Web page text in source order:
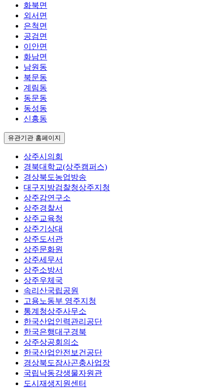
화북면
외서면
은척면
공검면
이안면
화남면
남원동
북문동
계림동
동문동
동성동
신흥동
유관기관 홈페이지
상주시의회
경북대학교(상주캠퍼스)
경상북도농업방송
대구지방검찰청상주지청
상주감연구소
상주경찰서
상주교육청
상주기상대
상주도서관
상주문화원
상주세무서
상주소방서
상주우체국
속리산국립공원
고용노동부 영주지청
통계청상주사무소
한국산업인력관리공단
한국은행대구경북
상주상공회의소
한국산업안전보건공단
경상북도잠사곤충사업장
국립낙동강생물자원관
도시재생지원센터